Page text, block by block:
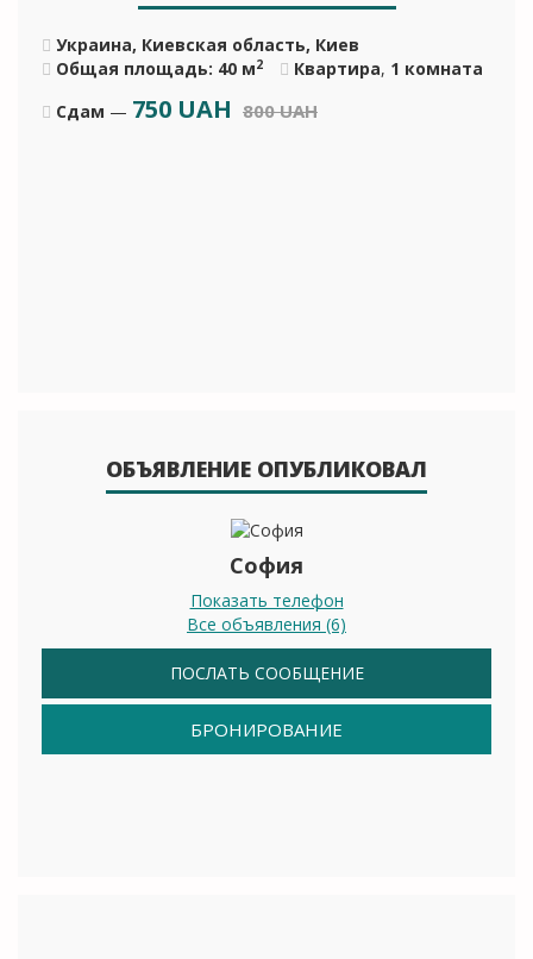
Украина, Киевская область, Киев
Общая площадь: 40 м2 Квартира, 1 комната
Сдам — 750 UAH 800 UAH
ОБЪЯВЛЕНИЕ ОПУБЛИКОВАЛ
София
Показать телефон
Все объявления (6)
ПОСЛАТЬ СООБЩЕНИЕ
БРОНИРОВАНИЕ